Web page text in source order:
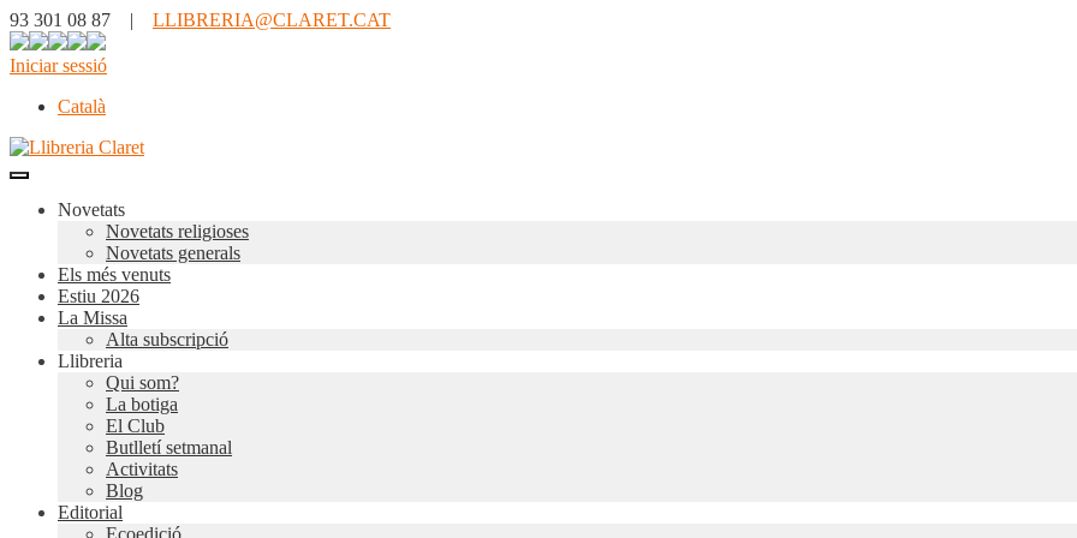
93 301 08 87 | LLIBRERIA@CLARET.CAT
Iniciar sessió
Català
Novetats
Novetats religioses
Novetats generals
Els més venuts
Estiu 2026
La Missa
Alta subscripció
Llibreria
Qui som?
La botiga
El Club
Butlletí setmanal
Activitats
Blog
Editorial
Ecoedició